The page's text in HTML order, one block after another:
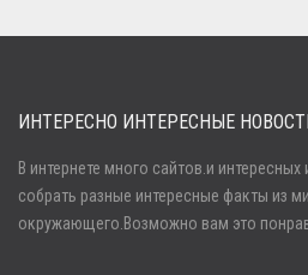
Войти
ИНТЕРЕСНО ИНТЕРЕСНЫЕ
В интернете много сайтов.и
собрать разные интересные факты из
окружающего.Возможно вам это